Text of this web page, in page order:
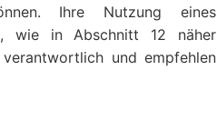
Ihre Nutzung eines
wie in Abschnitt 12 näher
und empfehlen